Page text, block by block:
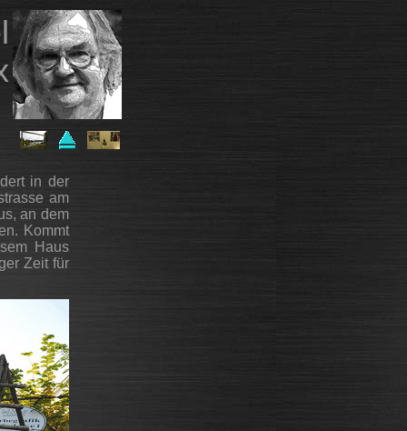
in der
am
an dem
Kommt
Haus
Zeit für